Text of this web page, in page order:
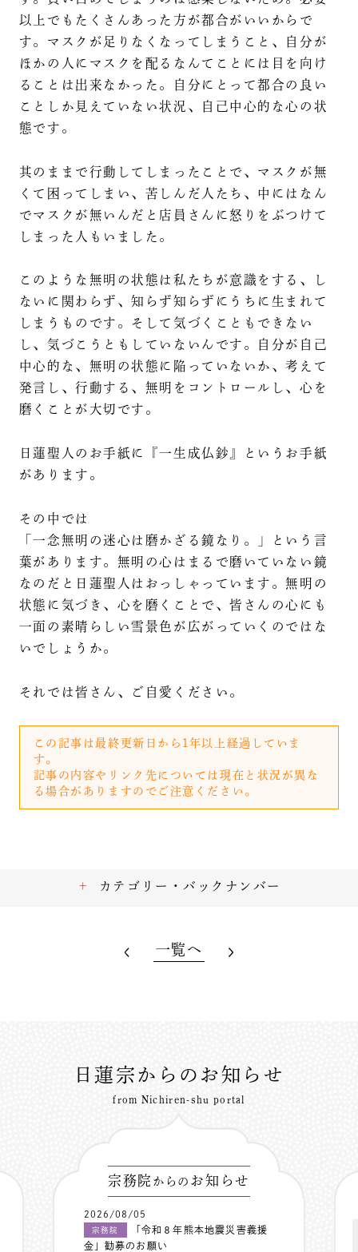
以上でもたくさんあった方が都合がいいからで
す。マスクが足りなくなってしまうこと、自分が
ほかの人にマスクを配るなんてことには目を向け
ることは出来なかった。自分にとって都合の良い
ことしか見えていない状況、自己中心的な心の状
態です。
其のままで行動してしまったことで、マスクが無
くて困ってしまい、苦しんだ人たち、中にはなん
でマスクが無いんだと店員さんに怒りをぶつけて
しまった人もいました。
このような無明の状態は私たちが意識をする、し
ないに関わらず、知らず知らずにうちに生まれて
しまうものです。そして気づくこともできない
し、気づこうともしていないんです。自分が自己
中心的な、無明の状態に陥っていないか、考えて
発言し、行動する、無明をコントロールし、心を
磨くことが大切です。
日蓮聖人のお手紙に『一生成仏鈔』というお手紙
があります。
その中では
「一念無明の迷心は磨かざる鏡なり。」という言
葉があります。無明の心はまるで磨いていない鏡
なのだと日蓮聖人はおっしゃっています。無明の
状態に気づき、心を磨くことで、皆さんの心にも
一面の素晴らしい雪景色が広がっていくのではな
いでしょうか。
それでは皆さん、ご自愛ください。
この記事は最終更新日から1年以上経過していま
す。
記事の内容やリンク先については現在と状況が異な
る場合がありますのでご注意ください。
カテゴリー・バックナンバー
一覧へ
日蓮宗からのお知らせ
from Nichiren-shu portal
宗務院 からの お知らせ
2026/08/05
宗務院
「令和８年熊本地震災害義援
金」勧募のお願い